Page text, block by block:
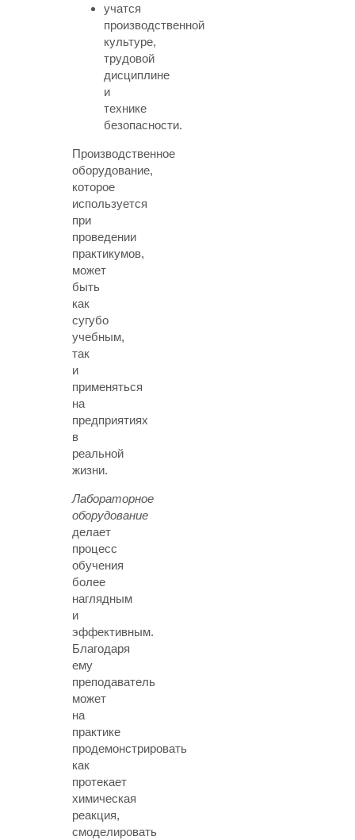
учатся
производственной
культуре,
трудовой
дисциплине
и
технике
безопасности.
Производственное
оборудование,
которое
используется
при
проведении
практикумов,
может
быть
как
сугубо
учебным,
так
и
применяться
на
предприятиях
в
реальной
жизни.
Лабораторное
оборудование
делает
процесс
обучения
более
наглядным
и
эффективным.
Благодаря
ему
преподаватель
может
на
практике
продемонстрировать
как
протекает
химическая
реакция,
смоделировать